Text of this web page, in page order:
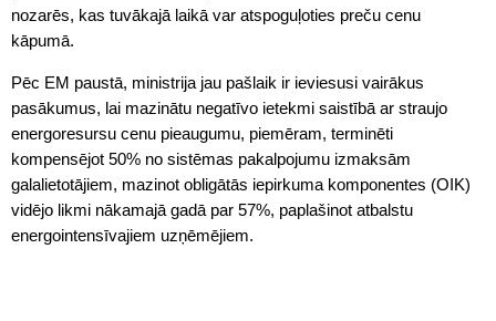
nozarēs, kas tuvākajā laikā var atspoguļoties preču cenu
kāpumā.
Pēc EM paustā, ministrija jau pašlaik ir ieviesusi vairākus
pasākumus, lai mazinātu negatīvo ietekmi saistībā ar straujo
energoresursu cenu pieaugumu, piemēram, terminēti
kompensējot 50% no sistēmas pakalpojumu izmaksām
galalietotājiem, mazinot obligātās iepirkuma komponentes (OIK)
vidējo likmi nākamajā gadā par 57%, paplašinot atbalstu
energointensīvajiem uzņēmējiem.